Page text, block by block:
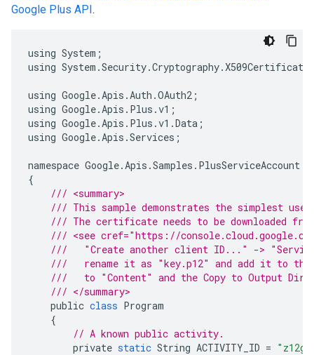
Google Plus API.
using System ;
using System .Security.Cryptography.X509Certificates
using Google.Apis .Auth .OAuth2 ;
using Google.Apis . Plus .v1 ;
using Google.Apis . Plus .v1 .Data ;
using Google.Apis .Services ;
namespace Google.Apis .Samples . PlusServiceAccount
{
/// <summary>
/// This sample demonstrates the simplest
/// The certificate needs to be downloaded
/// <see cref="https://
///   "Create another client ID..." -> "Service
///   rename it as "key.p12" and add it to
///   to "Content" and the Copy to Output
/// </summary>
public class Program
{
// A known public activity.
private static String ACTIVITY_ID =